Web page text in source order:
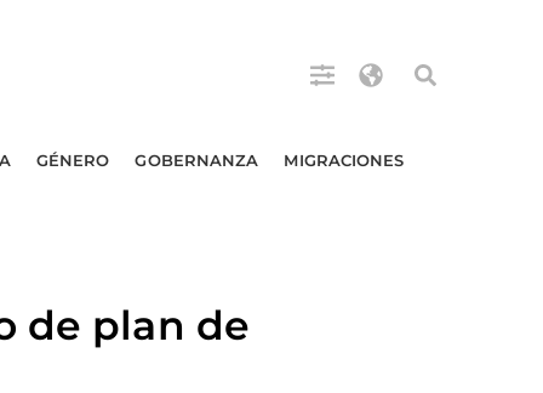
GÉNERO GOBERNANZA MIGRACIONES
de plan de